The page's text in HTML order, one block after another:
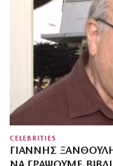
CELEBRITIES
ΓΙΆΝΝΗΣ